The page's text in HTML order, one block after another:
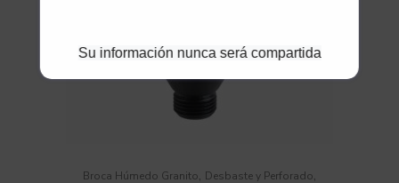
Broca Húmedo Granito, Desbaste y Perforado,
Su información nunca será compartida